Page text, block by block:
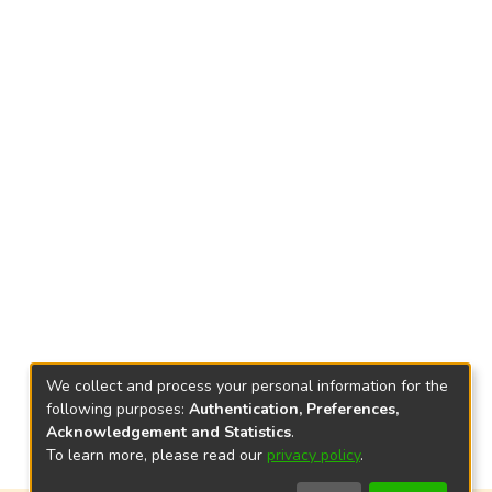
We collect and process your personal information for the
following purposes: Authentication, Preferences,
Acknowledgement and Statistics.
To learn more, please read our privacy policy.